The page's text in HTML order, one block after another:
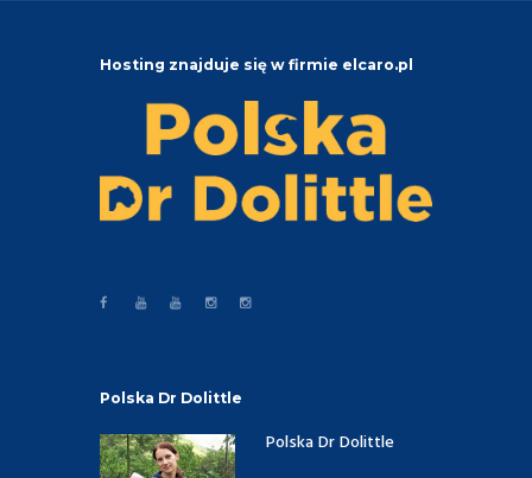
Hosting znajduje się w firmie elcaro.pl
Polska Dr Dolittle
Polska Dr Dolittle